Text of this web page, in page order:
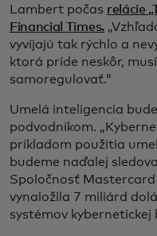
Lambert počas relácie
Financial Times.
vyvíjajú tak rýchlo a
ktorá príde neskôr,
samoregulovať.“
Umelá inteligencia
podvodníkom.
príkladom použitia
budeme naďalej
Spoločnosť
vynaložila 7 miliárd
systémov kybernetickej